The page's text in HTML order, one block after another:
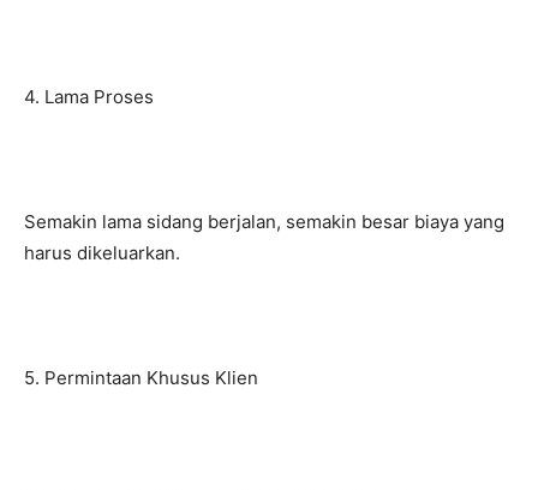
4. Lama Proses
Semakin lama sidang berjalan, semakin besar biaya yang
harus dikeluarkan.
5. Permintaan Khusus Klien